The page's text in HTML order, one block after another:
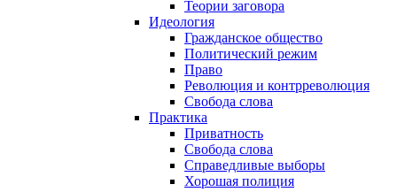
Теории заговора
Идеология
Гражданское общество
Политический режим
Право
Революция и контрреволюция
Свобода слова
Практика
Приватность
Свобода слова
Справедливые выборы
Хорошая полиция